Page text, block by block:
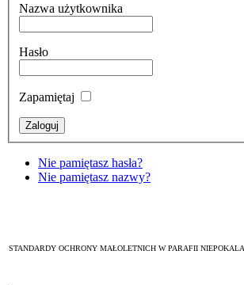
Nazwa użytkownika
Hasło
Zapamiętaj
Nie pamiętasz hasła?
Nie pamiętasz nazwy?
STANDARDY OCHRONY MAŁOLETNICH W PARAFII